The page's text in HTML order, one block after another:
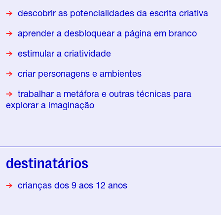
descobrir as potencialidades da escrita criativa
aprender a desbloquear a página em branco
estimular a criatividade
criar personagens e ambientes
trabalhar a metáfora e outras técnicas para
explorar a imaginação
destinatários
crianças dos 9 aos 12 anos